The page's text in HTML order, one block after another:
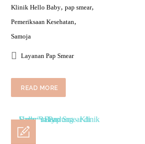
Klinik Hello Baby, pap smear,
Pemeriksaan Kesehatan,
Samoja
Layanan Pap Smear
READ MORE